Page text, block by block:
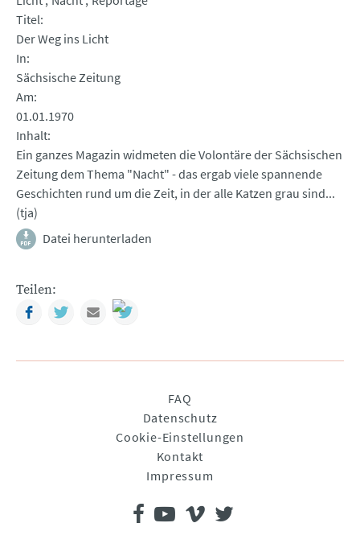
Titel
Der Weg ins Licht
In
Sächsische Zeitung
Am
01.01.1970
Inhalt
Ein ganzes Magazin widmeten die Volontäre der Sächsischen
Zeitung dem Thema "Nacht" - das ergab viele spannende
Geschichten rund um die Zeit, in der alle Katzen grau sind...
(tja)
Datei herunterladen
Teilen:
FacebookTwitterMail
FAQ
Datenschutz
Cookie-Einstellungen
Kontakt
Impressum